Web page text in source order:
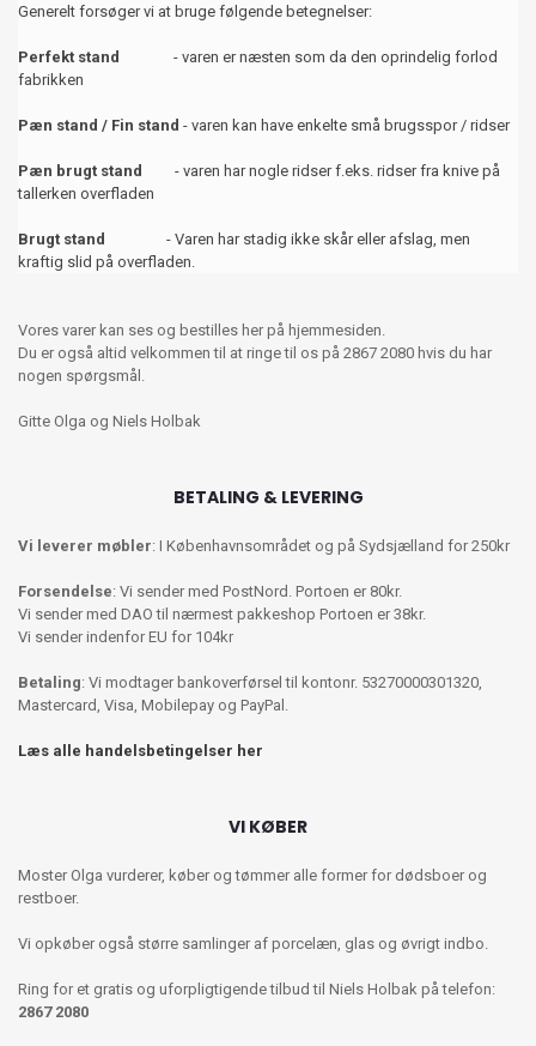
Generelt forsøger vi at bruge følgende betegnelser:
Perfekt stand - varen er næsten som da den oprindelig forlod
fabrikken
Pæn stand / Fin stand - varen kan have enkelte små brugsspor / ridser
Pæn brugt stand
- varen har nogle ridser f.eks. ridser fra knive på
tallerken overfladen
Brugt stand
- Varen har stadig ikke skår eller afslag, men
kraftig slid på overfladen.
Vores varer kan ses og bestilles her på hjemmesiden.
Du er også altid velkommen til at ringe til os på 2867 2080 hvis du har
nogen spørgsmål.
Gitte Olga og Niels Holbak
BETALING & LEVERING
Vi leverer møbler: I Københavnsområdet og på Sydsjælland for 250kr
Forsendelse: Vi sender med PostNord. Portoen er 80kr.
Vi sender med DAO til nærmest pakkeshop Portoen er 38kr.
Vi sender indenfor EU for 104kr
Betaling: Vi modtager bankoverførsel til kontonr. 53270000301320,
Mastercard, Visa, Mobilepay og PayPal.
Læs alle handelsbetingelser her
VI KØBER
Moster Olga vurderer, køber og tømmer alle former for dødsboer og
restboer.
Vi opkøber også større samlinger af porcelæn, glas og øvrigt indbo.
Ring for et gratis og uforpligtigende tilbud til Niels Holbak på telefon:
2867 2080